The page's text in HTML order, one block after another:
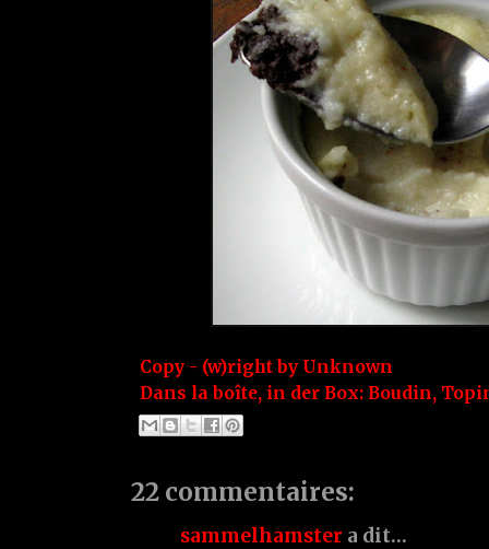
Copy - (w)right by Unknown
Dans la boîte, in der Box: Boudin,
22 commentaires:
sammelhamster a dit…